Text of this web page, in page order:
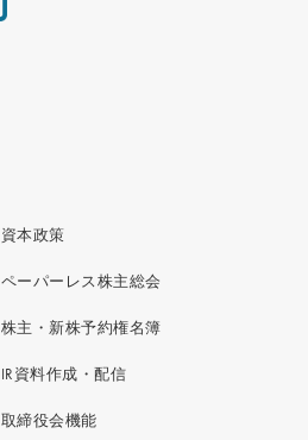
資本政策
ペーパーレス株主総会
株主・新株予約権名簿
IR資料作成・配信
取締役会機能